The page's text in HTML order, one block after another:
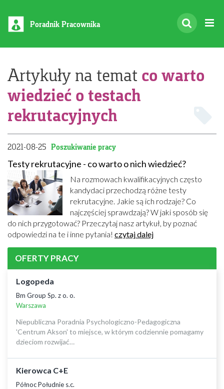
Poradnik Pracownika
Artykuły na temat co warto
wiedzieć o testach
rekrutacyjnych
2021-08-25 Poszukiwanie pracy
Testy rekrutacyjne - co warto o nich wiedzieć?
Na rozmowach kwalifikacyjnych często
kandydaci przechodzą różne testy
rekrutacyjne. Jakie są ich rodzaje? Co
najczęściej sprawdzają? W jaki sposób się
do nich przygotować? Przeczytaj nasz artykuł, by poznać
odpowiedzi na te i inne pytania! czytaj dalej
OFERTY PRACY
Logopeda
Bm Group Sp. z o. o.
Warszawa
Niepubliczna Poradnia Psychologiczno-Pedagogiczna
'Centrum Akson' to miejsce, w którym codziennie pomagamy
dzieciom rozwijać…
Kierowca C+E
Północ Południe s.c.